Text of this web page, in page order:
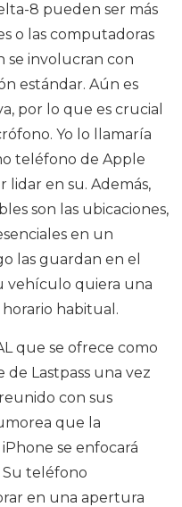
8 pueden ser más
o las computadoras
se involucran con
estándar. Aún es
por lo que es crucial
Yo lo llamaría
teléfono de Apple
lidar en su. Además,
son las ubicaciones,
en un
las guardan en el
vehículo quiera una
habitual.
que se ofrece como
de Lastpass una vez
con sus
que la
se enfocará
teléfono
en una apertura